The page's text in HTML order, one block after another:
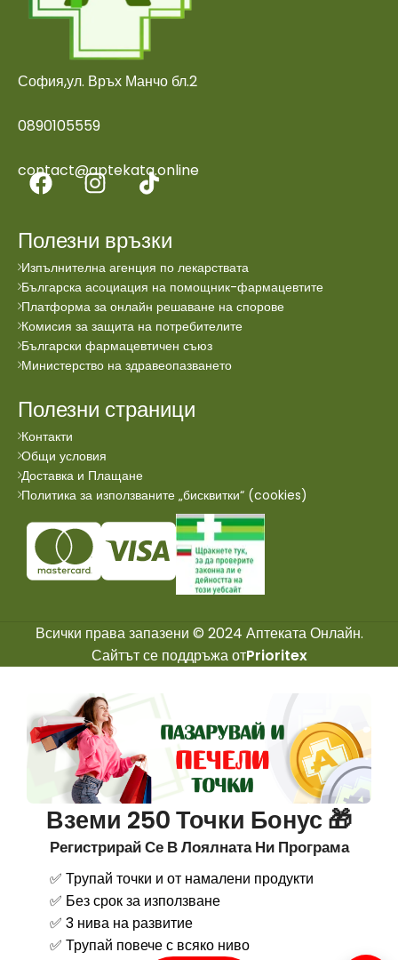
София,ул. Връх Манчо бл.2
0890105559
contact@aptekata.online
Полезни връзки
Изпълнителна агенция по лекарствата
Българска асоциация на помощник-фармацевтите
Платформа за онлайн решаване на спорове
Комисия за защита на потребителите
Български фармацевтичен съюз
Министерство на здравеопазването
Полезни страници
Контакти
Общи условия
Доставка и Плащане
Политика за използваните „бисквитки“ (cookies)
Всички права запазени © 2024 Аптеката Онлайн.
Сайтът се поддръжа отPrioritex
Вземи 250 Точки Бонус 🎁
Регистрирай Се В Лоялната Ни Програма
✅ Трупай точки и от намалени продукти
✅ Без срок за използване
✅ 3 нива на развитие
✅ Трупай повече с всяко ниво